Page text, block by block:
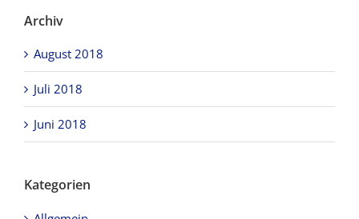
Archiv
August 2018
Juli 2018
Juni 2018
Kategorien